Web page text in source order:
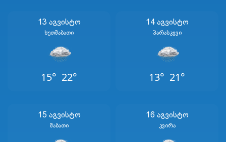
13 Აგვისტო
Ხუთშაბათი
15° 22°
14 Აგვისტო
Პარასკევი
13° 21°
15 Აგვისტო
Შაბათი
16 Აგვისტო
Კვირა